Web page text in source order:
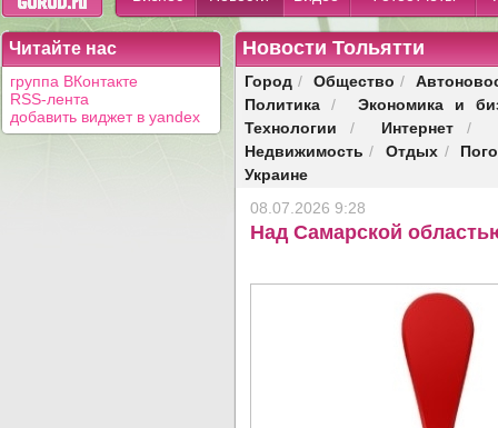
Читайте нас
группа ВКонтакте
RSS-лента
добавить виджет в yandex
Новости Тольятти
Город / Общество /
Политика /
Экономика и
Технологии / Интернет/
Недвижимость / Отдых /
Украине
08.07.2026 9:28
Над Самарской